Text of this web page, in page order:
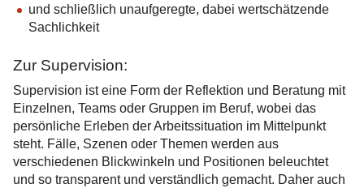
und schließlich unaufgeregte, dabei wertschätzende
Sachlichkeit
Zur Supervision:
Supervision ist eine Form der Reflektion und Beratung mit
Einzelnen, Teams oder Gruppen im Beruf, wobei das
persönliche Erleben der Arbeitssituation im Mittelpunkt
steht. Fälle, Szenen oder Themen werden aus
verschiedenen Blickwinkeln und Positionen beleuchtet
und so transparent und verständlich gemacht. Daher auch